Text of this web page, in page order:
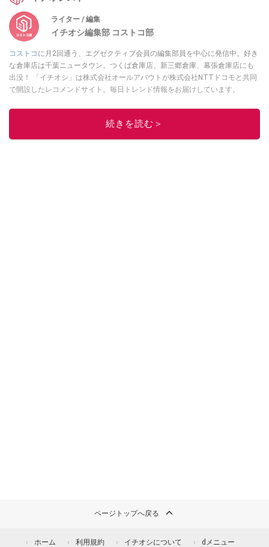
ライター / 編集
イチオシ編集部 コストコ部
コストコ に月2回通う、エグゼクティブ会員の編集部員を中心に発信中。好き
な倉庫店は千葉ニュータウン。つくば倉庫店、新三郷倉庫、幕張倉庫店にも
出没！ 「イチオシ」は株式会社オールアバウトが株式会社NTTドコモと共同
で開設したレコメンドサイト。毎日トレンド情報をお届けしています。
このイチオシストの他の記事を読む
続きを読む＞
ページトップへ戻る
ホーム 利用規約 イチオシについて dメニュー